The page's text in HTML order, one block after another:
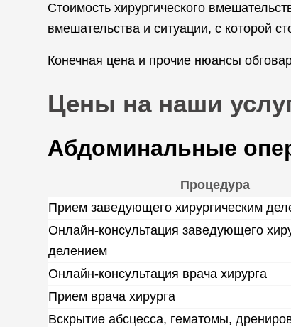
Стоимость хирургического
вмешательства и ситуации, с которой
Конечная цена и прочие нюансы
Цены на наши
Абдоминальные
Процедура
Прием заведующего хирургическим
Онлайн-консультация заведующего
делением
Онлайн-консультация врача хирурга
Прием врача хирурга
Вскрытие абсцесса, гематомы,